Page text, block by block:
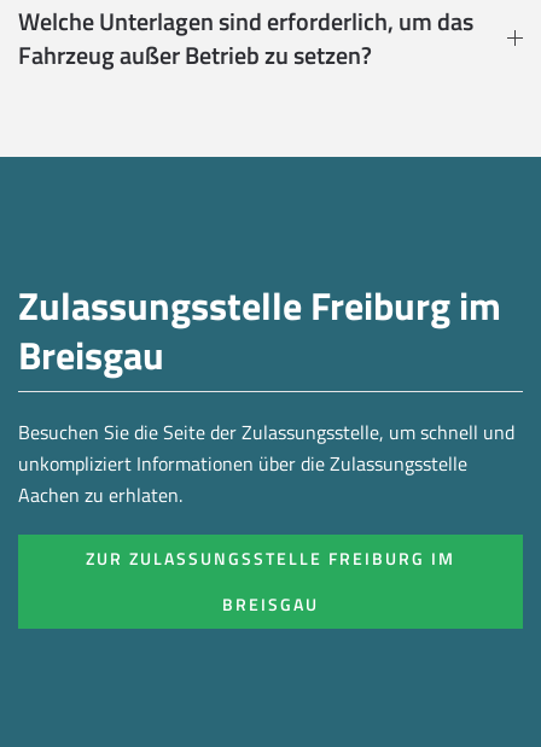
Welche Unterlagen sind erforderlich, um das
Fahrzeug außer Betrieb zu setzen?
Zulassungsstelle Freiburg im
Breisgau
Besuchen Sie die Seite der Zulassungsstelle, um schnell und
unkompliziert Informationen über die Zulassungsstelle
Aachen zu erhlaten.
ZUR ZULASSUNGSSTELLE FREIBURG IM
BREISGAU